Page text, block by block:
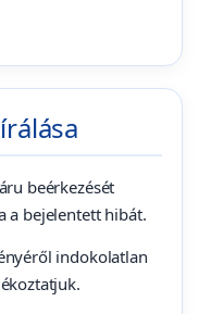
beérkezését
a bejelentett hibát.
indokolatlan